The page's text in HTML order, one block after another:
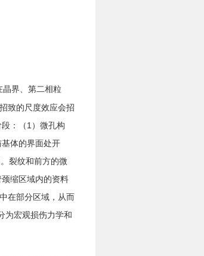
晶界、第二相粒
致的尺度效应会招
：（1）微孔构
体的界面处开
裂纹和前方的微
缩区域内的资料
在部分区域，从而
为宏观损伤力学和